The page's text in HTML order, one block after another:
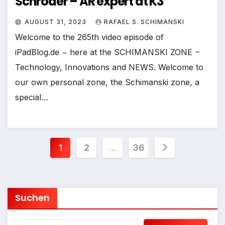
AUGUST 31, 2023 RAFAEL S. SCHIMANSKI
Welcome to the 265th video episode of
iPadBlog.de − here at the SCHIMANSKI ZONE −
Technology, Innovations and NEWS. Welcome to
our own personal zone, the Schimanski zone, a
special…
Seitennummerierung
Beiträge
1 2 … 36
Suchen